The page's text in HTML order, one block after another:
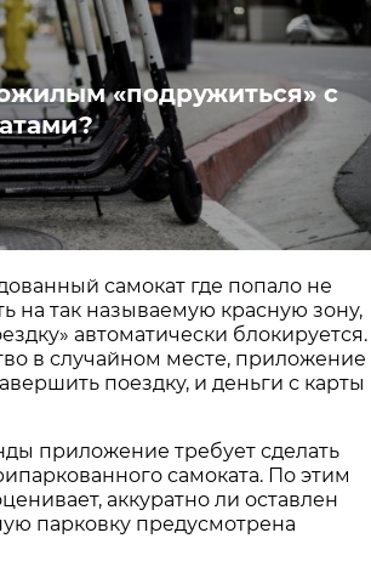
«подружиться» с
самокат где попало не
на так называемую красную зону,
автоматически блокируется.
в случайном месте, приложение
поездку, и деньги с карты
приложение требует сделать
самоката. По этим
аккуратно ли оставлен
парковку предусмотрена